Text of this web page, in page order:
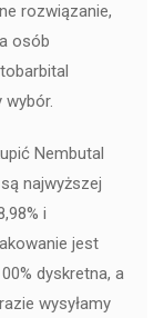
rozwiązanie,
osób
wybór.
Nembutal
najwyższej
i
jest
dyskretna, a
wysyłamy